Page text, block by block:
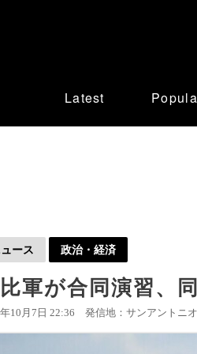
Latest
ース 政治・経済
軍が合同演習、
10月7日 22:36 発信地：サンアントニ